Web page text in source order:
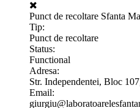
Punct de recoltare Sfanta
Tip:
Punct de recoltare
Status:
Functional
Adresa:
Str. Independentei, Bloc
Email: